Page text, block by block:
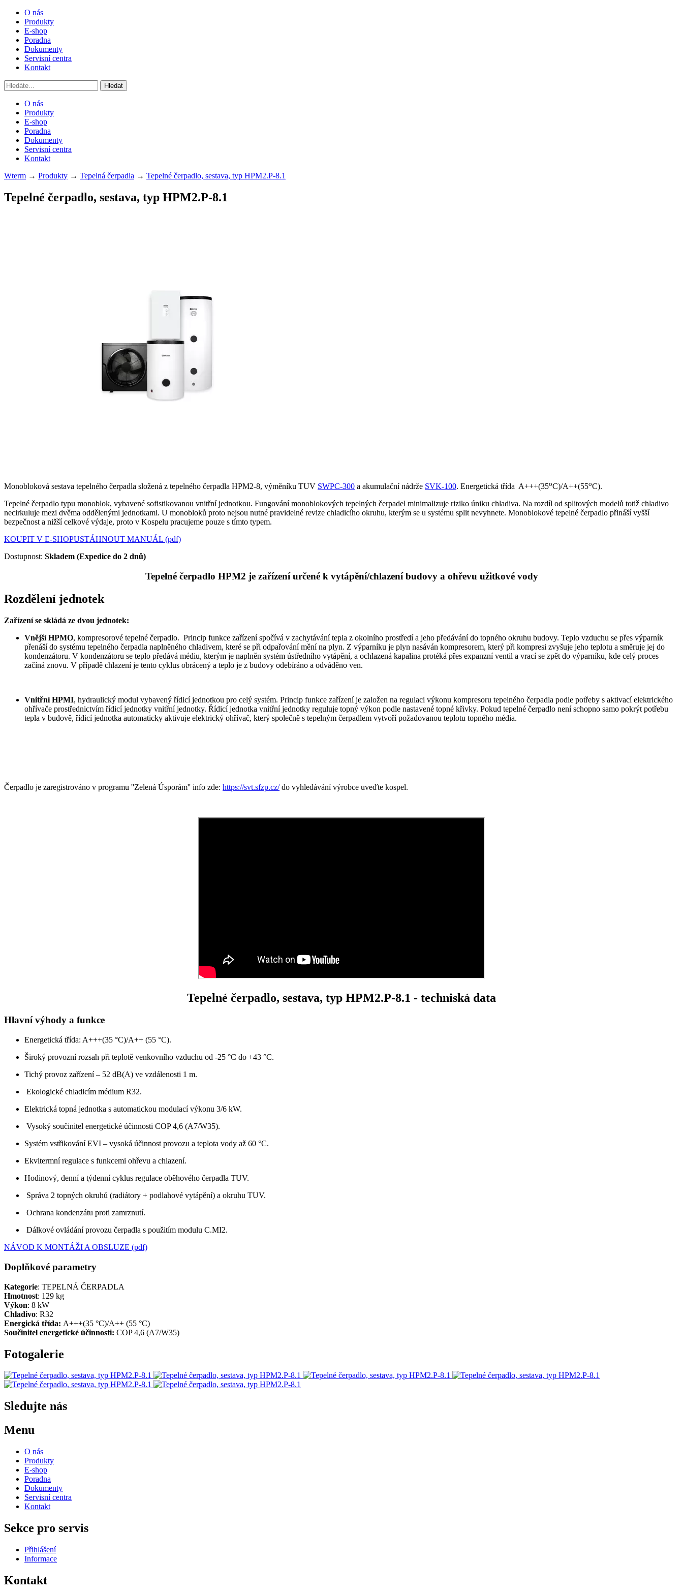
O nás
Produkty
E-shop
Poradna
Dokumenty
Servisní centra
Kontakt
O nás
Produkty
E-shop
Poradna
Dokumenty
Servisní centra
Kontakt
Wterm → Produkty → Tepelná čerpadla → Tepelné čerpadlo, sestava, typ HPM2.P-8.1
Tepelné čerpadlo, sestava, typ HPM2.P-8.1
Monobloková sestava tepelného čerpadla složená z tepelného čerpadla HPM2-8, výměníku TUV SWPC-300 a akumulační nádrže SVK-100. Energetická třída A+++(35oC)/A++(55oC).
Tepelné čerpadlo typu monoblok, vybavené sofistikovanou vnitřní jednotkou. Fungování monoblokových tepelných čerpadel minimalizuje riziko úniku chladiva. Na rozdíl od splitových modelů totiž chladivo
necirkuluje mezi dvěma oddělenými jednotkami. U monobloků proto nejsou nutné pravidelné revize chladicího okruhu, kterým se u systému split nevyhnete. Monoblokové tepelné čerpadlo přináší vyšší
bezpečnost a nižší celkové výdaje, proto v Kospelu pracujeme pouze s tímto typem.
KOUPIT V E-SHOPUSTÁHNOUT MANUÁL (pdf)
Dostupnost: Skladem (Expedice do 2 dnů)
Tepelné čerpadlo HPM2 je zařízení určené k vytápění/chlazení budovy a ohřevu užitkové vody
Rozdělení jednotek
Zařízení se skládá ze dvou jednotek:
Vnější HPMO, kompresorové tepelné čerpadlo. Princip funkce zařízení spočívá v zachytávání tepla z okolního prostředí a jeho předávání do topného okruhu budovy. Teplo vzduchu se přes výparník
přenáší do systému tepelného čerpadla naplněného chladivem, které se při odpařování mění na plyn. Z výparníku je plyn nasáván kompresorem, který při kompresi zvyšuje jeho teplotu a směruje jej do
kondenzátoru. V kondenzátoru se teplo předává médiu, kterým je naplněn systém ústředního vytápění, a ochlazená kapalina protéká přes expanzní ventil a vrací se zpět do výparníku, kde celý proces
začíná znovu. V případě chlazení je tento cyklus obrácený a teplo je z budovy odebíráno a odváděno ven.
Vnitřní HPMI, hydraulický modul vybavený řídicí jednotkou pro celý systém. Princip funkce zařízení je založen na regulaci výkonu kompresoru tepelného čerpadla podle potřeby s aktivací elektrického
ohřívače prostřednictvím řídicí jednotky vnitřní jednotky. Řídicí jednotka vnitřní jednotky reguluje topný výkon podle nastavené topné křivky. Pokud tepelné čerpadlo není schopno samo pokrýt potřebu
tepla v budově, řídicí jednotka automaticky aktivuje elektrický ohřívač, který společně s tepelným čerpadlem vytvoří požadovanou teplotu topného média.
Čerpadlo je zaregistrováno v programu ''Zelená Úsporám'' info zde: https://svt.sfzp.cz/do vyhledávání výrobce uveďte kospel.
Tepelné čerpadlo, sestava, typ HPM2.P-8.1 - techniská data
Hlavní výhody a funkce
Energetická třída: A+++(35 °C)/A++ (55 °C).
Široký provozní rozsah při teplotě venkovního vzduchu od -25 °C do +43 °C.
Tichý provoz zařízení – 52 dB(A) ve vzdálenosti 1 m.
Ekologické chladicím médium R32.
Elektrická topná jednotka s automatickou modulací výkonu 3/6 kW.
Vysoký součinitel energetické účinnosti COP 4,6 (A7/W35).
Systém vstřikování EVI – vysoká účinnost provozu a teplota vody až 60 °C.
Ekvitermní regulace s funkcemi ohřevu a chlazení.
Hodinový, denní a týdenní cyklus regulace oběhového čerpadla TUV.
Správa 2 topných okruhů (radiátory + podlahové vytápění) a okruhu TUV.
Ochrana kondenzátu proti zamrznutí.
Dálkové ovládání provozu čerpadla s použitím modulu C.MI2.
NÁVOD K MONTÁŽI A OBSLUZE (pdf)
Doplňkové parametry
Kategorie: TEPELNÁ ČERPADLA
Hmotnost: 129 kg
Výkon: 8 kW
Chladivo: R32
Energická třída: A+++(35 °C)/A++ (55 °C)
Součinitel energetické účinnosti: COP 4,6 (A7/W35)
Fotogalerie
Sledujte nás
Menu
O nás
Produkty
E-shop
Poradna
Dokumenty
Servisní centra
Kontakt
Sekce pro servis
Přihlášení
Informace
Kontakt